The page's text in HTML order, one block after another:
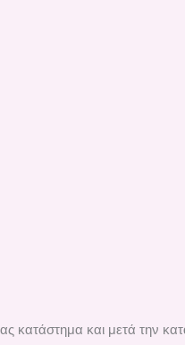
κατάστημα και μετά την